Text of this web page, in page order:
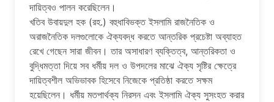
দায়িত্বও পালন করেছিলেন।
খতিব উবায়দুল হক (রহ.) বহুধাবিভক্ত ইসলামি রাজনৈতিক ও
অরাজনৈতিক দলগুলোকে ঐক্যবদ্ধ করতে আন্তরিক প্রচেষ্টা অব্যাহত
রেখে গেছেন সারা জীবন। তার অসাধারণ ব্যক্তিত্ব, আন্তরিকতা ও
বুদ্ধিমত্তা দিয়ে সব ধর্মীয় দল ও উপদলের মাঝে ঐক্য সৃষ্টির ক্ষেত্রে
দায়িত্বশীল অভিভাবক হিসেবে নিজেকে প্রতিষ্ঠা করতে সক্ষম
হয়েছিলেন। ধর্মীয় মতপার্থক্য নিরসন এবং ইসলামি ঐক্য সুসংহত করার